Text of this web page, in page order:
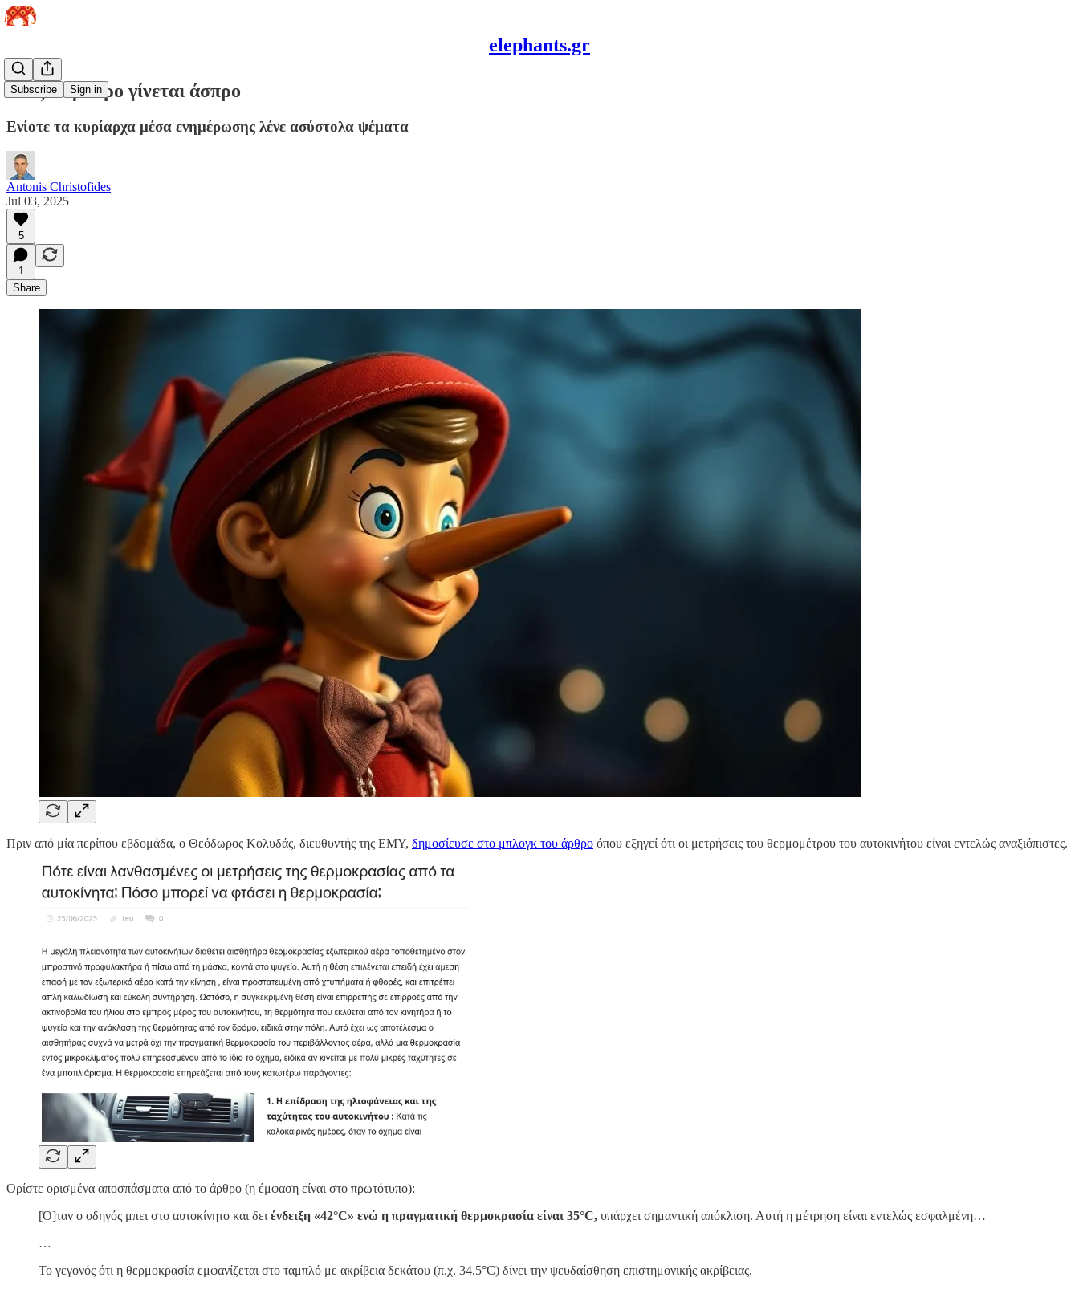
elephants.gr
Subscribe Sign in
Πώς το μαύρο γίνεται άσπρο
Ενίοτε τα κυρίαρχα μέσα ενημέρωσης λένε ασύστολα ψέματα
Antonis Christofides
Jul 03, 2025
5
1
Share
Πριν από μία περίπου εβδομάδα, ο Θεόδωρος Κολυδάς, διευθυντής της ΕΜΥ, δημοσίευσε στο μπλογκ του άρθρο όπου εξηγεί ότι οι μετρήσεις του θερμομέτρου του αυτοκινήτου είναι εντελώς αναξιόπιστες.
Ορίστε ορισμένα αποσπάσματα από το άρθρο (η έμφαση είναι στο πρωτότυπο):
[Ό]ταν ο οδηγός μπει στο αυτοκίνητο και δει ένδειξη «42°C» ενώ η πραγματική θερμοκρασία είναι 35°C, υπάρχει σημαντική απόκλιση. Αυτή η μέτρηση είναι εντελώς εσφαλμένη…
…
Το γεγονός ότι η θερμοκρασία εμφανίζεται στο ταμπλό με ακρίβεια δεκάτου (π.χ. 34.5°C) δίνει την ψευδαίσθηση επιστημονικής ακρίβειας.